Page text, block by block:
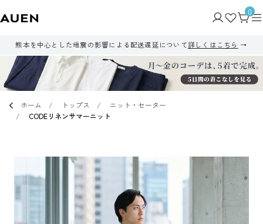
0
熊本を中心とした地震の影響による配送遅延について詳しくはこちら
ホーム トップス
ニット・セーター
CODEリネンサマーニット